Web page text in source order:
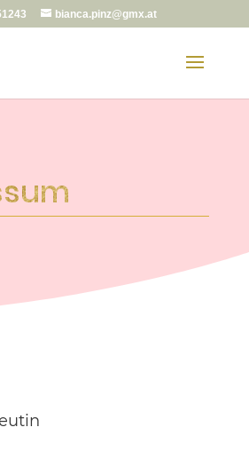
bianca.pinz@gmx.at